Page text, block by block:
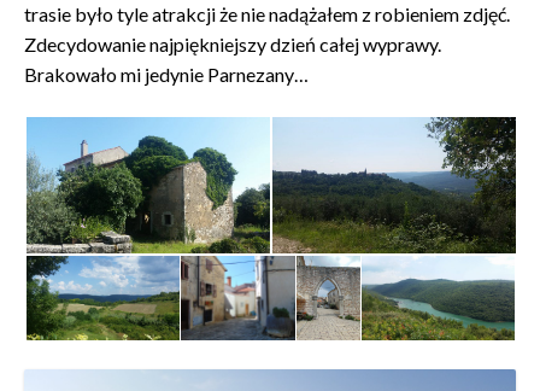
trasie było tyle atrakcji że nie nadążałem z robieniem zdjęć.
Zdecydowanie najpiękniejszy dzień całej wyprawy.
Brakowało mi jedynie Parnezany…